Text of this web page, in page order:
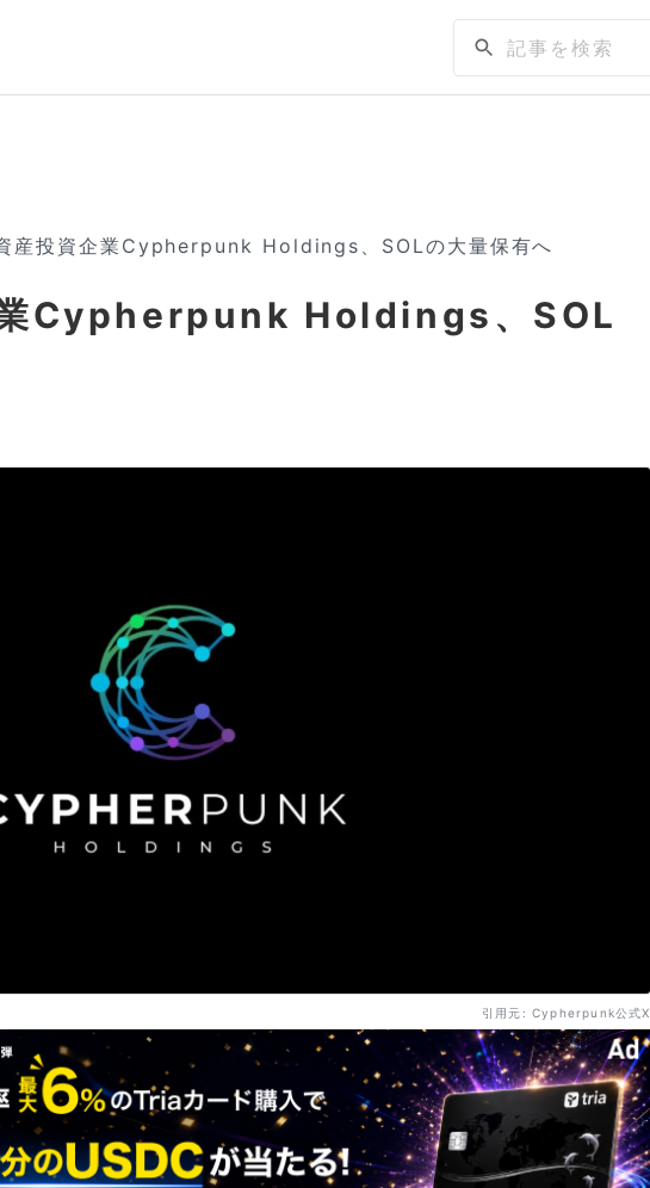
産投資企業Cypherpunk Holdings、SOLの大量保有へ
業Cypherpunk Holdings、SOL
引用元: Cypherpunk公式X